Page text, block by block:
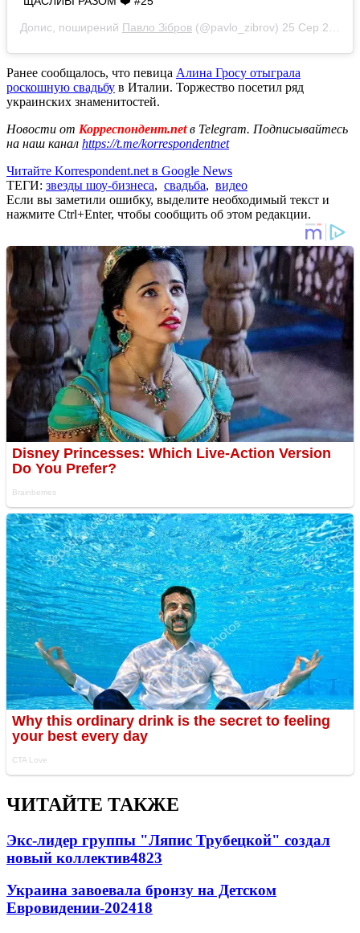
Допис, поширений Павло Зібров (@pavlo_zibrov) 25 Сер 2019 р. о 7:40 PDT
Ранее сообщалось, что певица Алина Гросу отыграла
роскошную свадьбу в Италии. Торжество посетил ряд
украинских знаменитостей.
Новости от Корреспондент.netв Telegram. Подписывайтесь
на наш канал https://t.me/korrespondentnet
Читайте Korrespondent.net в Google News
ТЕГИ: звезды шоу-бизнеса, свадьба, видео
Если вы заметили ошибку, выделите необходимый текст и
нажмите Ctrl+Enter, чтобы сообщить об этом редакции.
ЧИТАЙТЕ ТАКЖЕ
Экс-лидер группы "Ляпис Трубецкой" создал
новый коллектив4823
Украина завоевала бронзу на Детском
Евровидении-202418